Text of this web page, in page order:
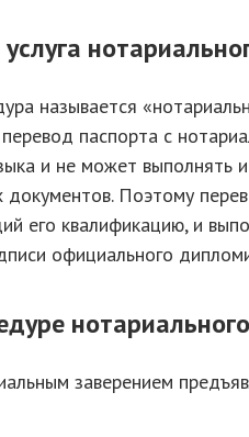
называется
паспорта с
и не может выполнять
Поэтому
его квалификацию, и
официального
заверением